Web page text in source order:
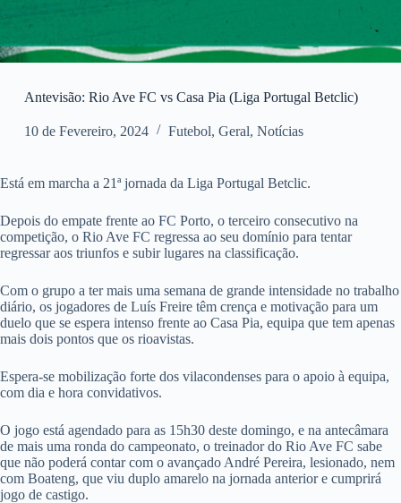
Antevisão: Rio Ave FC vs Casa Pia (Liga Portugal Betclic)
10 de Fevereiro, 2024 Futebol, Geral, Notícias
Está em marcha a 21ª jornada da Liga Portugal Betclic.
Depois do empate frente ao FC Porto, o terceiro consecutivo na
competição, o Rio Ave FC regressa ao seu domínio para tentar
regressar aos triunfos e subir lugares na classificação.
Com o grupo a ter mais uma semana de grande intensidade no trabalho
diário, os jogadores de Luís Freire têm crença e motivação para um
duelo que se espera intenso frente ao Casa Pia, equipa que tem apenas
mais dois pontos que os rioavistas.
Espera-se mobilização forte dos vilacondenses para o apoio à equipa,
com dia e hora convidativos.
O jogo está agendado para as 15h30 deste domingo, e na antecâmara
de mais uma ronda do campeonato, o treinador do Rio Ave FC sabe
que não poderá contar com o avançado André Pereira, lesionado, nem
com Boateng, que viu duplo amarelo na jornada anterior e cumprirá
jogo de castigo.